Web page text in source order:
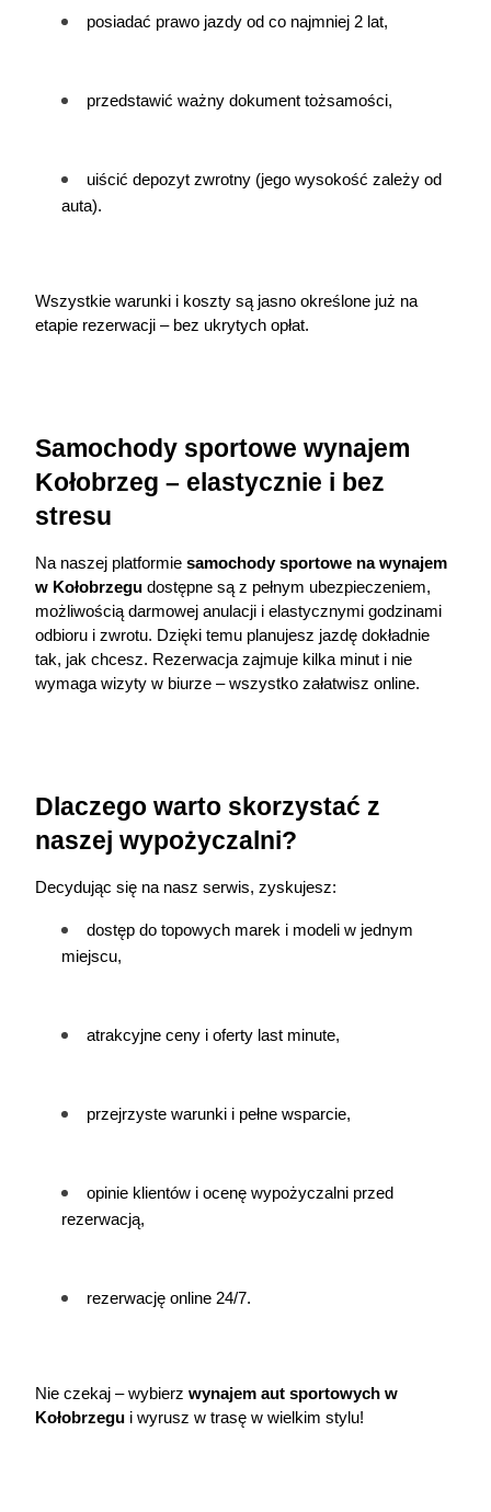
posiadać prawo jazdy od co najmniej 2 lat,
przedstawić ważny dokument tożsamości,
uiścić depozyt zwrotny (jego wysokość zależy od
auta).
Wszystkie warunki i koszty są jasno określone już na
etapie rezerwacji – bez ukrytych opłat.
Samochody sportowe wynajem
Kołobrzeg – elastycznie i bez
stresu
Na naszej platformie samochody sportowe na wynajem
w Kołobrzegu dostępne są z pełnym ubezpieczeniem,
możliwością darmowej anulacji i elastycznymi godzinami
odbioru i zwrotu. Dzięki temu planujesz jazdę dokładnie
tak, jak chcesz. Rezerwacja zajmuje kilka minut i nie
wymaga wizyty w biurze – wszystko załatwisz online.
Dlaczego warto skorzystać z
naszej wypożyczalni?
Decydując się na nasz serwis, zyskujesz:
dostęp do topowych marek i modeli w jednym
miejscu,
atrakcyjne ceny i oferty last minute,
przejrzyste warunki i pełne wsparcie,
opinie klientów i ocenę wypożyczalni przed
rezerwacją,
rezerwację online 24/7.
Nie czekaj – wybierz wynajem aut sportowych w
Kołobrzegu i wyrusz w trasę w wielkim stylu!